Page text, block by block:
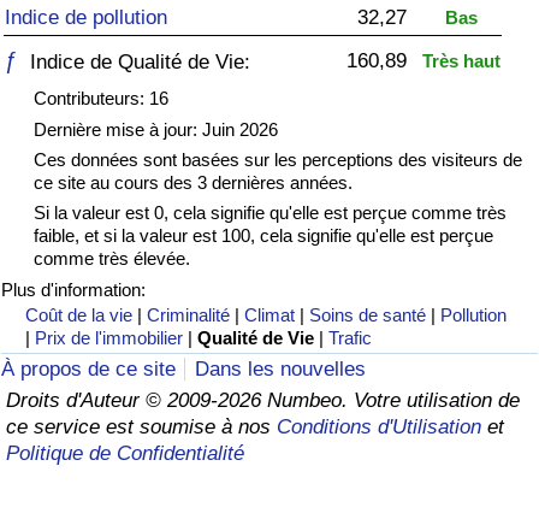
Indice de pollution 32,27 Bas
ƒ Indice de Qualité de Vie: 160,89
Très haut
Contributeurs: 16
Dernière mise à jour: Juin 2026
Ces données sont basées sur les perceptions des visiteurs de
ce site au cours des 3 dernières années.
Si la valeur est 0, cela signifie qu'elle est perçue comme très
faible, et si la valeur est 100, cela signifie qu'elle est perçue
comme très élevée.
Plus d'information:
Coût de la vie |Criminalité |Climat | Soins de santé | Pollution
| Prix de l'immobilier |Qualité de Vie |Trafic
À propos de ce site
Dans les nouvelles
Droits d'Auteur © 2009-2026 Numbeo. Votre utilisation de
ce service est soumise à nos Conditions d'Utilisation et
Politique de Confidentialité
Soins de santé
Indice des soins de santé
Indice des soins de santé par Pays
Pollution
Indice de Pollution (Actuel)
Indice de pollution
Indice de Pollution par Pays